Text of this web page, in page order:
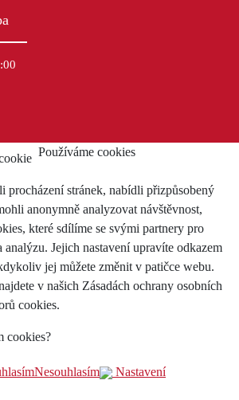
Používáme cookies
procházení stránek, nabídli přizpůsobený
anonymně analyzovat návštěvnost,
které sdílíme se svými partnery pro
Jejich nastavení upravíte odkazem
jej můžete změnit v patičce webu.
v našich Zásadách ochrany osobních
cookies.
cookies?
Nesouhlasím Nastavení